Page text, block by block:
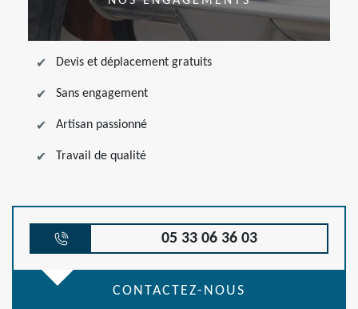
Devis et déplacement gratuits
Sans engagement
Artisan passionné
Travail de qualité
05 33 06 36 03
CONTACTEZ-NOUS